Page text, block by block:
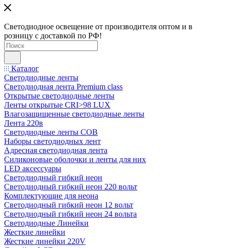
Светодиодное освещение от производителя оптом и в
розницу с доставкой по РФ!
Каталог
Светодиодные ленты
Светодиодная лента Premium class
Открытые светодиодные ленты
Ленты открытые CRI>98 LUX
Влагозащищенные светодиодные ленты
Лента 220в
Светодиодные ленты COB
Наборы светодиодных лент
Адресная светодиодная лента
Силиконовые оболочки и ленты для них
LED аксессуары
Светодиодный гибкий неон
Светодиодный гибкий неон 220 вольт
Комплектующие для неона
Светодиодный гибкий неон 12 вольт
Светодиодный гибкий неон 24 вольта
Светодиодные Линейки
Жесткие линейки
Жесткие линейки 220V